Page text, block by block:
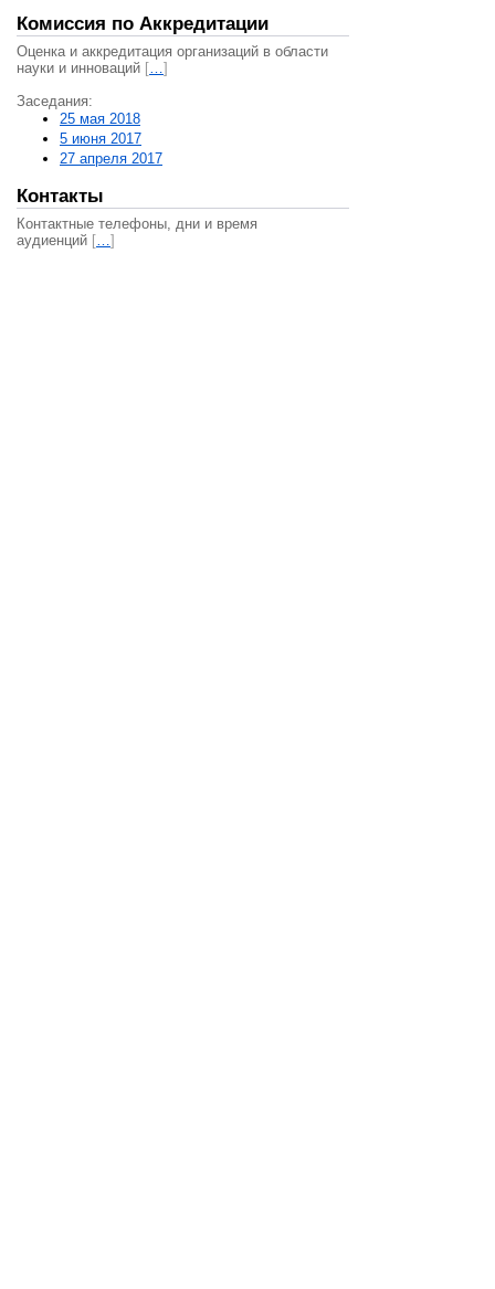
Комиссия по Аккредитации
Оценка и аккредитация организаций в области
науки и инноваций […]
Заседания:
25 мая 2018
5 июня 2017
27 апреля 2017
Контакты
Контактные телефоны, дни и время
аудиенций […]